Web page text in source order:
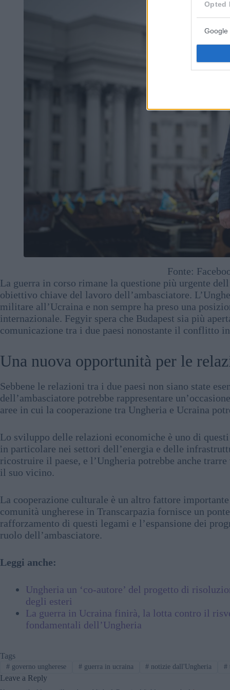
Opted
Google
Fonte:
La guerra in corso rimane la questione più urgente
obiettivo chiave del lavoro dell’ambasciatore.
militare all’Ucraina e non sempre ha preso una
internazionale. Fegyir spera che Budapest sia più
comunicazione tra i due paesi nonostante il conflitto
Una nuova opportunità per le
Sebbene le relazioni tra i due paesi non siano state
dell’ambasciatore potrebbe rappresentare
aree in cui la cooperazione tra Ungheria e Ucraina
Lo sviluppo delle relazioni economiche è uno di
in particolare nei settori dell’energia e delle
ricostruire il paese, e l’Ungheria potrebbe anche
il suo vicino.
La cooperazione culturale è un altro fattore
comunità ungherese in Transcarpazia fornisce un
rafforzamento di questi legami e l’espansione dei
ruolo dell’ambasciatore.
Leggi anche:
Ungheria un ‘co-autore’ del progetto di
degli esteri
La guerra in Ucraina finirà, la lotta contro il
fondamentali dell’Ungheria
Tags
#governo ungherese #guerra in ucraina # notizie dall'Ungheria #
Leave a Reply